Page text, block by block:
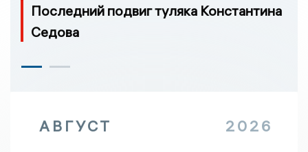
Последний подвиг туляка Константина
Седова
АВГУСТ 2026